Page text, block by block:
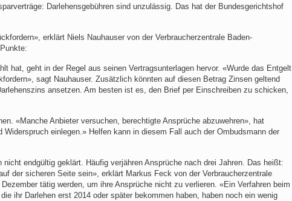
Darlehensgebühren sind unzulässig. Das hat der Bundesgerichtshof
erklärt Niels Nauhauser von der Verbraucherzentrale Baden-
hat, geht in der Regel aus seinen Vertragsunterlagen hervor. «Wurde das Entgelt
sagt Nauhauser. Zusätzlich könnten auf diesen Betrag Zinsen geltend
ansetzen. Am besten ist es, den Brief per Einschreiben zu schicken,
«Manche Anbieter versuchen, berechtigte Ansprüche abzuwehren», hat
einlegen.» Helfen kann in diesem Fall auch der Ombudsmann der
nicht endgültig geklärt. Häufig verjähren Ansprüche nach drei Jahren. Das heißt:
der sicheren Seite sein», erklärt Markus Feck von der Verbraucherzentrale
tätig werden, um ihre Ansprüche nicht zu verlieren. «Ein Verfahren beim
ihr Darlehen erst 2014 oder später bekommen haben, haben noch ein wenig